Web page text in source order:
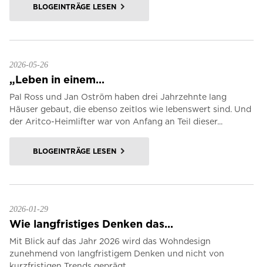
BLOGEINTRÄGE LESEN
2026-05-26
„Leben in einem...
Pal Ross und Jan Oström haben drei Jahrzehnte lang
Häuser gebaut, die ebenso zeitlos wie lebenswert sind. Und
der Aritco-Heimlifter war von Anfang an Teil dieser...
BLOGEINTRÄGE LESEN
2026-01-29
Wie langfristiges Denken das...
Mit Blick auf das Jahr 2026 wird das Wohndesign
zunehmend von langfristigem Denken und nicht von